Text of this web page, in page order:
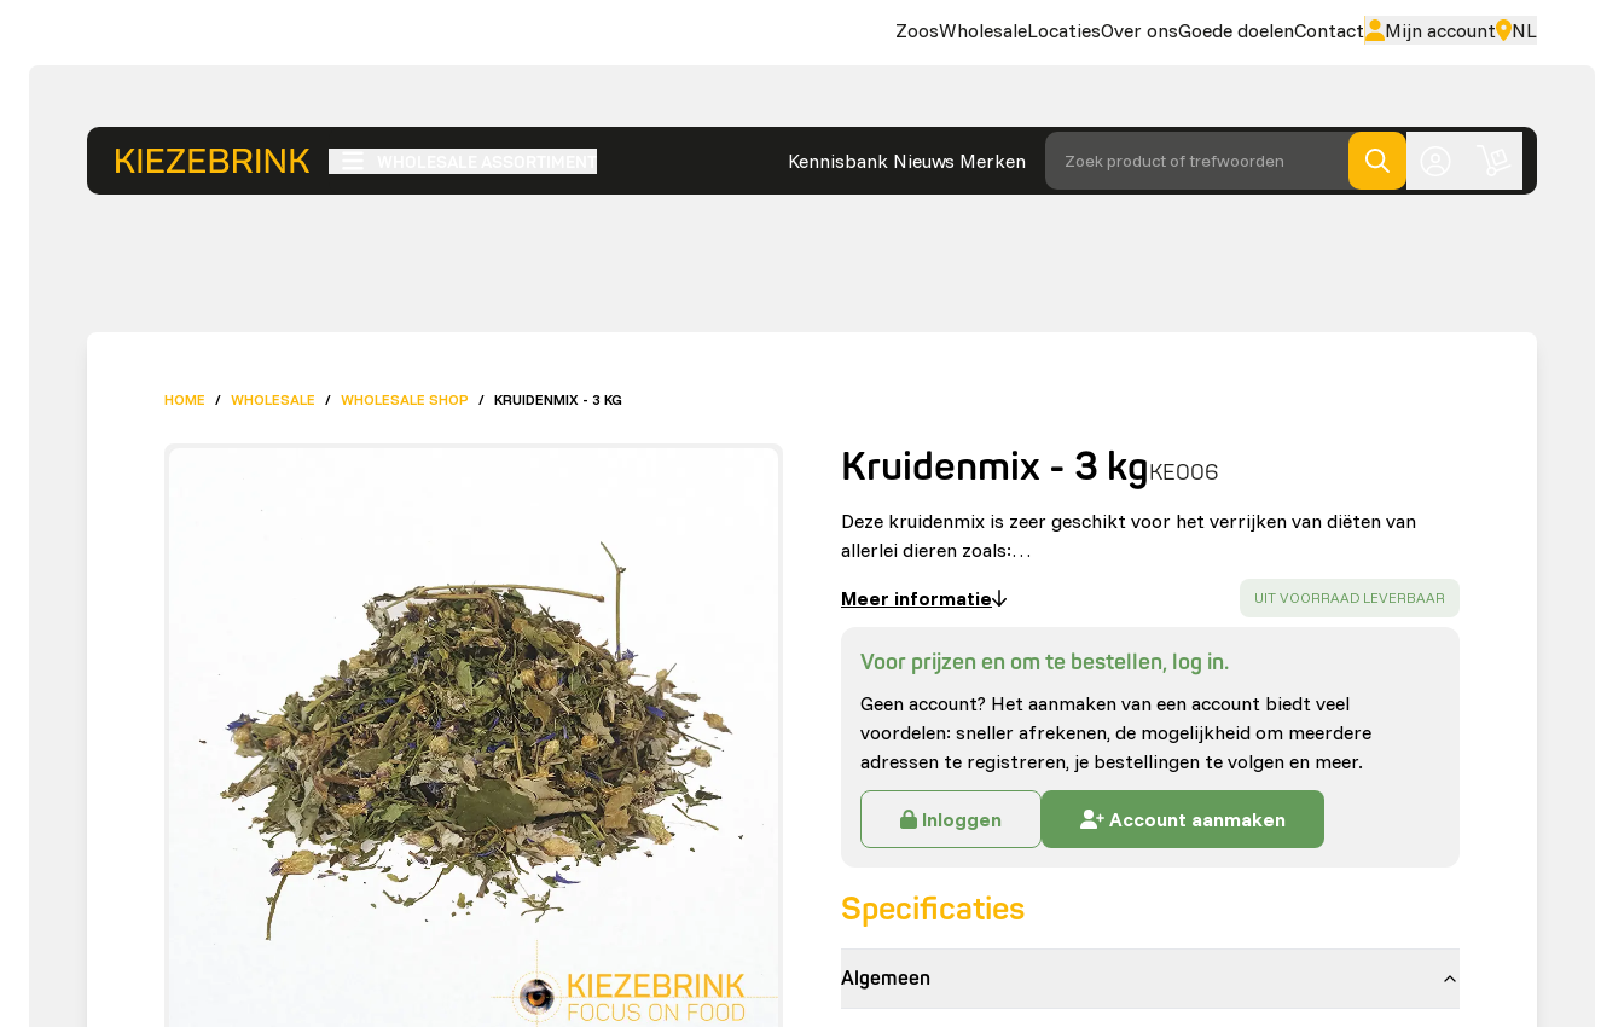
ZoosWholesaleLocatiesOver onsGoede doelenContact Mijn account NL
Kennisbank Nieuws Merken Zoek product of trefwoorden
HOME / WHOLESALE / WHOLESALE SHOP / KRUIDENMIX - 3 KG
Kruidenmix - 3 kgKE006
Deze kruidenmix is zeer geschikt voor het verrijken van diëten van
allerlei dieren zoals:…
Meer informatie
SUCCESS:
UIT VOORRAAD LEVERBAAR
Voor prijzen en om te bestellen, log in.
Geen account? Het aanmaken van een account biedt veel
voordelen: sneller afrekenen, de mogelijkheid om meerdere
adressen te registreren, je bestellingen te volgen en meer.
Inloggen Account aanmaken
Specificaties
Algemeen